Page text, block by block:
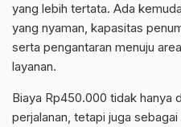
yang lebih tertata. Ada
yang nyaman, kapasitas
serta pengantaran menuju
layanan.
Biaya Rp450.000 tidak hanya
perjalanan, tetapi juga